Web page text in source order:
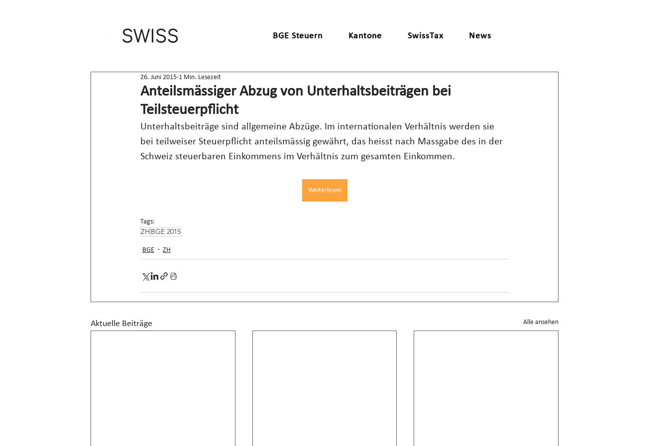
BGE Steuern Kantone SwissTax News
Anteilsmässiger Abzug von Unterhaltsbeiträgen bei
Teilsteuerpflicht
26. Juni 2015 1 Min. Lesezeit
Unterhaltsbeiträge sind allgemeine Abzüge. Im internationalen Verhältnis werden sie
bei teilweiser Steuerpflicht anteilsmässig gewährt, das heisst nach Massgabe des in der
Schweiz steuerbaren Einkommens im Verhältnis zum gesamten Einkommen.
Weiterlesen
Tags:
ZH BGE 2015
BGE ZH
Aktuelle Beiträge Alle ansehen